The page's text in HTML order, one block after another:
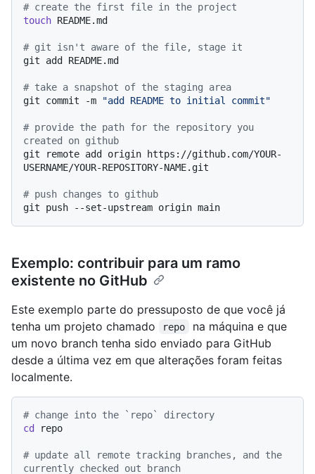
# create the first file in the project
touch README.md
# git isn't aware of the file, stage it
git add README.md
# take a snapshot of the staging area
git commit -m
"add README to initial commit"
# provide the path for the repository you
created on github
git remote add origin https://github.com/YOUR-
USERNAME/YOUR-REPOSITORY-NAME.git
# push changes to github
Exemplo: contribuir para um ramo
existente no GitHub
Este exemplo parte do pressuposto de que você já
tenha um projeto chamado
repo
na máquina e que
um novo branch tenha sido enviado para GitHub
desde a última vez em que alterações foram feitas
localmente.
# change into the `repo` directory
cd
repo
# update all remote tracking branches, and the
currently checked out branch